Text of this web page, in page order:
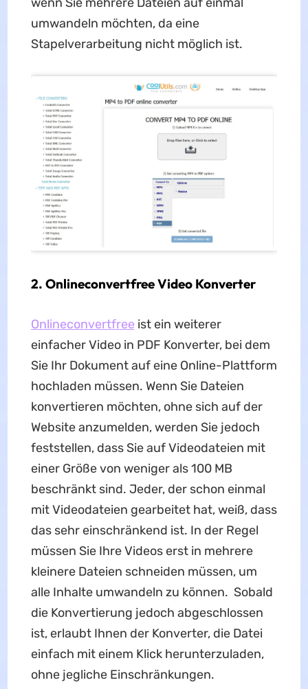
umwandeln möchten, da eine
Stapelverarbeitung nicht möglich ist.
2. Onlineconvertfree Video Konverter
Onlineconvertfree ist ein weiterer
einfacher Video in PDF Konverter, bei dem
Sie Ihr Dokument auf eine Online-Plattform
hochladen müssen. Wenn Sie Dateien
konvertieren möchten, ohne sich auf der
Website anzumelden, werden Sie jedoch
feststellen, dass Sie auf Videodateien mit
einer Größe von weniger als 100 MB
beschränkt sind. Jeder, der schon einmal
mit Videodateien gearbeitet hat, weiß, dass
das sehr einschränkend ist. In der Regel
müssen Sie Ihre Videos erst in mehrere
kleinere Dateien schneiden müssen, um
alle Inhalte umwandeln zu können. Sobald
die Konvertierung jedoch abgeschlossen
ist, erlaubt Ihnen der Konverter, die Datei
einfach mit einem Klick herunterzuladen,
ohne jegliche Einschränkungen.